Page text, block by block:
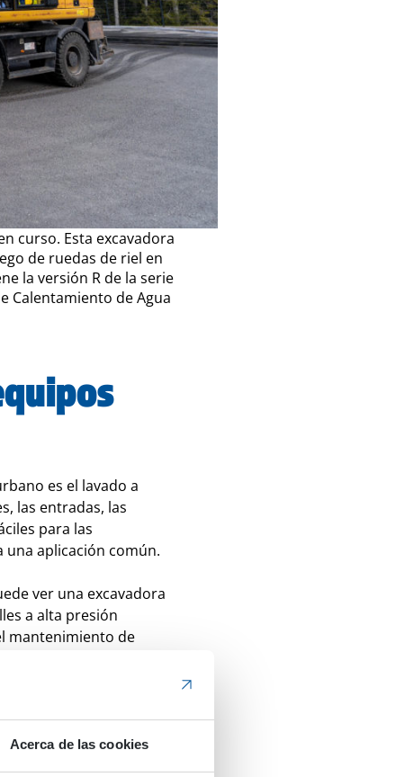
Acerca de las cookies
curso. Esta excavadora
de ruedas de riel en
la versión R de la serie
Calentamiento de Agua
es el lavado a
las entradas, las
para las
una aplicación común.
ver una excavadora
a alta presión
mantenimiento de
de agua. Como
e interruptores de
imán para la suciedad.
si eso no es
La tercera